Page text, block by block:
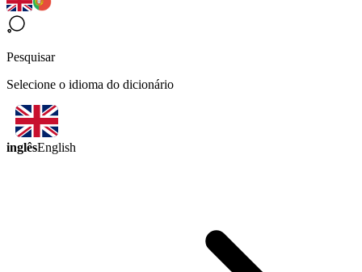
Pesquisar
Selecione o idioma do dicionário
inglêsEnglish